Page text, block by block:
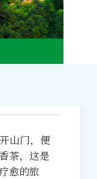
山门，便
茶，这是
愈的旅